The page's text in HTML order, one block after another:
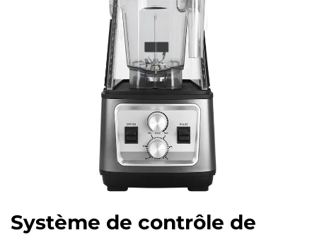
Système de contrôle de